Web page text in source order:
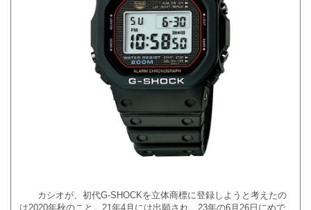
カシオが、初代G-SHOCKを立体商標に登録しようと考えたの
は2020年秋のこと。21年4月には出願され、23年の6月26日にめで